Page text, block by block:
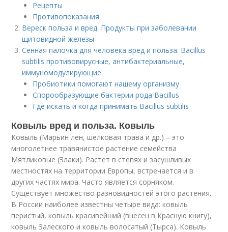
Рецепты
Противопоказания
Вереск польза и вред. Продукты при заболевании
щитовидной железы
Сенная палочка для человека вред и польза. Bacillus
subtilis противовирусные, антибактериальные,
иммуномодулирующие
Пробиотики помогают нашему организму
Спорообразующие бактерии рода Bacillus
Где искать и когда принимать Bacillus subtilis
Ковыль вред и польза. Ковыль
Ковыль (Марьин лен, шелковая трава и др.) – это
многолетнее травянистое растение семейства
Мятликовые (Злаки). Растет в степях и засушливых
местностях на территории Европы, встречается и в
других частях мира. Часто является сорняком.
Существует множество разновидностей этого растения.
В России наиболее известны четыре вида: ковыль
перистый, ковыль красивейший (внесен в Красную книгу),
ковыль Залеского и ковыль волосатый (Тырса). Ковыль